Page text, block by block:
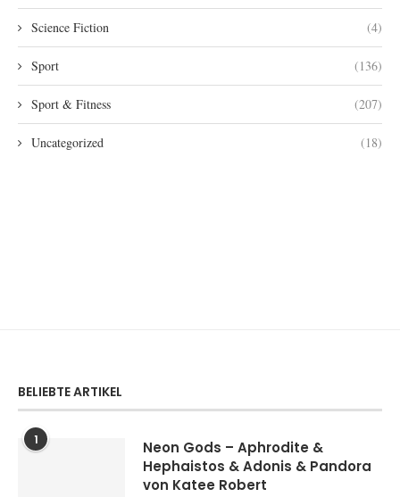
Science Fiction (4)
Sport (136)
Sport & Fitness (207)
Uncategorized (18)
BELIEBTE ARTIKEL
1
Neon Gods – Aphrodite &
Hephaistos & Adonis & Pandora
von Katee Robert